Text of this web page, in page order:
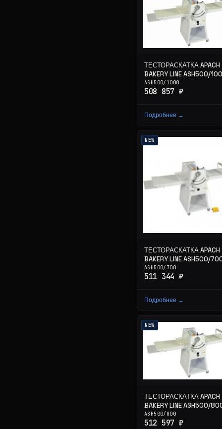
ТЕСТОРАСКАТКА APACH
BAKERY LINE ASH500/
ASH500/1000
508 857 ₽
Подробнее →
NEW
ТЕСТОРАСКАТКА APACH
BAKERY LINE ASH500/
ASH500/700
511 344 ₽
Подробнее →
NEW
ТЕСТОРАСКАТКА APACH
BAKERY LINE ASH500/
ASH500/800
512 597 ₽